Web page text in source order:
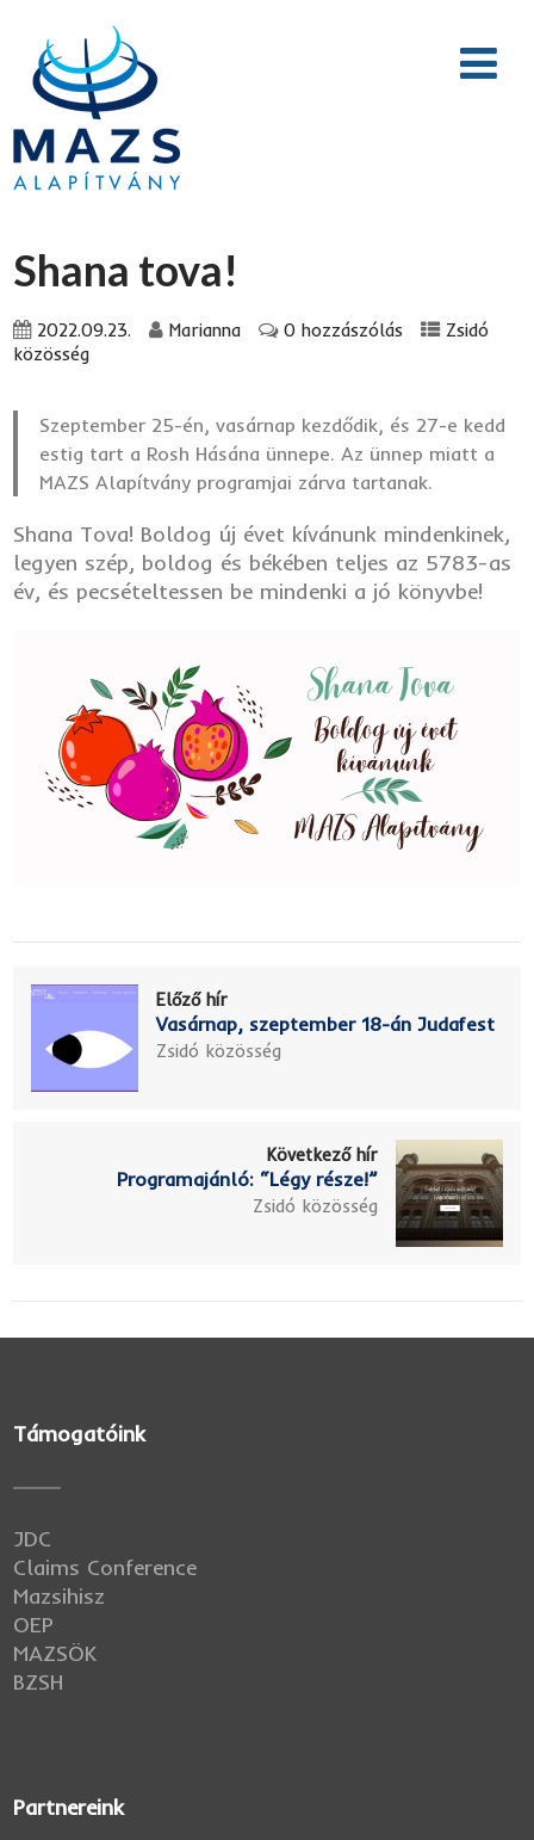
Shana tova!
2022.09.23. Marianna 0 hozzászólás
Zsidó
közösség
Szeptember 25-én, vasárnap kezdődik, és 27-e kedd
estig tart a Rosh Hásána ünnepe. Az ünnep miatt a
MAZS Alapítvány programjai zárva tartanak.
Shana Tova! Boldog új évet kívánunk mindenkinek,
legyen szép, boldog és békében teljes az 5783-as
év, és pecsételtessen be mindenki a jó könyvbe!
Előző hír
Vasárnap, szeptember 18-án Judafest
Zsidó közösség
Következő hír
Programajánló: “Légy része!”
Zsidó közösség
Támogatóink
JDC
Claims Conference
Mazsihisz
OEP
MAZSÖK
BZSH
Partnereink